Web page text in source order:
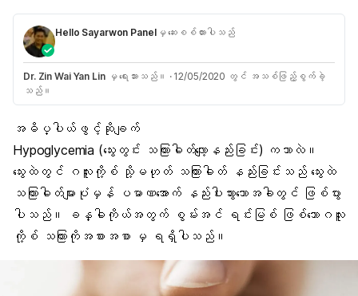
Hello Sayarwon Panelမှ ဆေးစစ်ထားပါသည်
Dr. Zin Wai Yan Linမှ ရေးသားသည်။ · 12/05/2020 တွင် အသစ်ဖြည့်စွက်ခဲ့
သည်။
အဓိပ္ပါယ်ဖွင့်ဆိုချက်
Hypoglycemia (သွေးတွင်း သကြားဓါတ်လျော့နည်းခြင်း) ကဘာလဲ။
သွေးထဲတွင် ဂလူးကို့စ် သို့မဟုတ် သကြားဓါတ် နည်းခြင်းသည် သွေးထဲ
သကြားဓါတ်များပုံမှန် ပမာဏအောက် နည်းပါးသွားသောအခါတွင် ဖြစ်ပွား
ပါသည်။ ခန္ဓါကိုယ်အတွက် စွမ်းအင် ရင်းမြစ် ဖြစ်သောဂလူး
ကို့စ် သကြားကိုအစားအစာ မှ ရရှိပါသည်။